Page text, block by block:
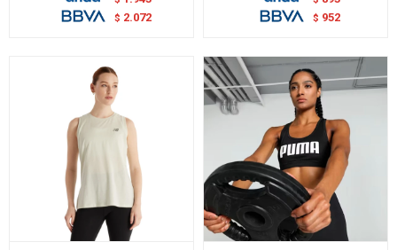
$ 2.072 $ 952